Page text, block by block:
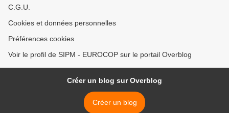
C.G.U.
Cookies et données personnelles
Préférences cookies
Voir le profil de SIPM - EUROCOP sur le portail Overblog
Créer un blog sur Overblog
Créer un blog